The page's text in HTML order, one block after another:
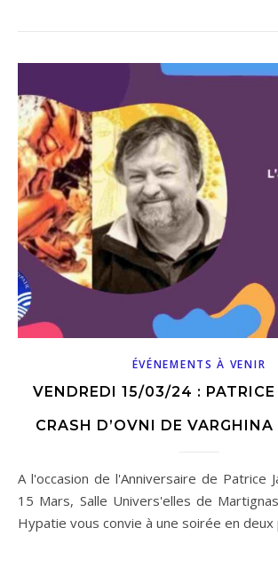
ÉVÉNEMENTS À VENIR
VENDREDI 15/03/24 : PATRICE
CRASH D’OVNI DE VARGHINA
A l'occasion de l'Anniversaire de Patrice Javel, le Vendredi
15 Mars, Salle Univers'elles de
Hypatie vous convie à une soirée en deux